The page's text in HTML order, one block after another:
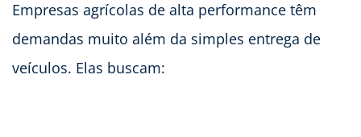
Empresas agrícolas de alta performance têm
demandas muito além da simples entrega de
veículos. Elas buscam: